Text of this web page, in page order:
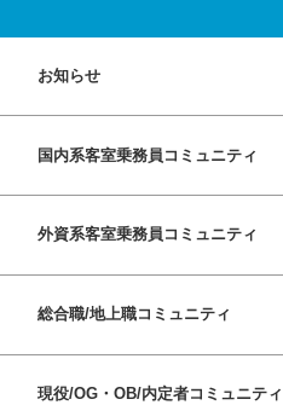
お知らせ
国内系客室乗務員コミュニティ
外資系客室乗務員コミュニティ
総合職/地上職コミュニティ
現役/OG・OB/内定者コミュニティ